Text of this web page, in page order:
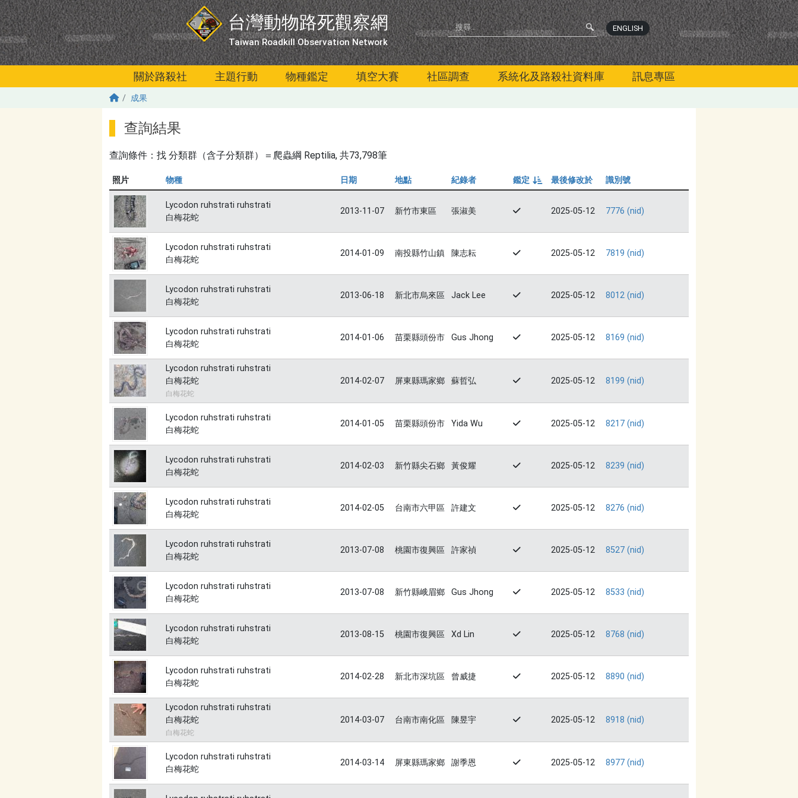
移至主內容
台灣動物路死觀察網
Taiwan Roadkill Observation Network
ENGLISH
關於路殺社 主題行動 物種鑑定 填空大賽 社區調查 系統化及路殺社資料庫 訊息專區
成果
查詢結果
查詢條件：找 分類群（含子分類群）＝爬蟲綱 Reptilia, 共73,798筆
照片 物種 日期 地點 紀錄者
鑑定
由小到大
最後修改於 識別號
Lycodon ruhstrati ruhstrati
白梅花蛇
2013-11-07 新竹市東區 張淑美 2025-05-12 7776 (nid)
Lycodon ruhstrati ruhstrati
白梅花蛇
2014-01-09 南投縣竹山鎮 陳志耘 2025-05-12 7819 (nid)
Lycodon ruhstrati ruhstrati
白梅花蛇
2013-06-18 新北市烏來區 Jack Lee 2025-05-12 8012 (nid)
Lycodon ruhstrati ruhstrati
白梅花蛇
2014-01-06 苗栗縣頭份市 Gus Jhong 2025-05-12 8169 (nid)
Lycodon ruhstrati ruhstrati
白梅花蛇
白梅花蛇
2014-02-07 屏東縣瑪家鄉 蘇哲弘 2025-05-12 8199 (nid)
Lycodon ruhstrati ruhstrati
白梅花蛇
2014-01-05 苗栗縣頭份市 Yida Wu 2025-05-12 8217 (nid)
Lycodon ruhstrati ruhstrati
白梅花蛇
2014-02-03 新竹縣尖石鄉 黃俊耀 2025-05-12 8239 (nid)
Lycodon ruhstrati ruhstrati
白梅花蛇
2014-02-05 台南市六甲區 許建文 2025-05-12 8276 (nid)
Lycodon ruhstrati ruhstrati
白梅花蛇
2013-07-08 桃園市復興區 許家禎 2025-05-12 8527 (nid)
Lycodon ruhstrati ruhstrati
白梅花蛇
2013-07-08 新竹縣峨眉鄉 Gus Jhong 2025-05-12 8533 (nid)
Lycodon ruhstrati ruhstrati
白梅花蛇
2013-08-15 桃園市復興區 Xd Lin 2025-05-12 8768 (nid)
Lycodon ruhstrati ruhstrati
白梅花蛇
2014-02-28 新北市深坑區 曾威捷 2025-05-12 8890 (nid)
Lycodon ruhstrati ruhstrati
白梅花蛇
白梅花蛇
2014-03-07 台南市南化區 陳昱宇 2025-05-12 8918 (nid)
Lycodon ruhstrati ruhstrati
白梅花蛇
2014-03-14 屏東縣瑪家鄉 謝季恩 2025-05-12 8977 (nid)